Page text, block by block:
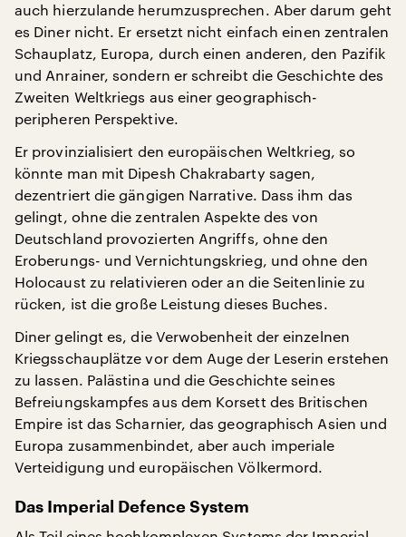
auch hierzulande herumzusprechen. Aber darum geht
es Diner nicht. Er ersetzt nicht einfach einen zentralen
Schauplatz, Europa, durch einen anderen, den Pazifik
und Anrainer, sondern er schreibt die Geschichte des
Zweiten Weltkriegs aus einer geographisch-
peripheren Perspektive.
Er provinzialisiert den europäischen Weltkrieg, so
könnte man mit Dipesh Chakrabarty sagen,
dezentriert die gängigen Narrative. Dass ihm das
gelingt, ohne die zentralen Aspekte des von
Deutschland provozierten Angriffs, ohne den
Eroberungs- und Vernichtungskrieg, und ohne den
Holocaust zu relativieren oder an die Seitenlinie zu
rücken, ist die große Leistung dieses Buches.
Diner gelingt es, die Verwobenheit der einzelnen
Kriegsschauplätze vor dem Auge der Leserin erstehen
zu lassen. Palästina und die Geschichte seines
Befreiungskampfes aus dem Korsett des Britischen
Empire ist das Scharnier, das geographisch Asien und
Europa zusammenbindet, aber auch imperiale
Verteidigung und europäischen Völkermord.
Das Imperial Defence System